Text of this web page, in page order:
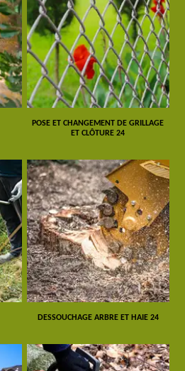
POSE ET CHANGEMENT DE GRILLAGE
ET CLÔTURE 24
DESSOUCHAGE ARBRE ET HAIE 24